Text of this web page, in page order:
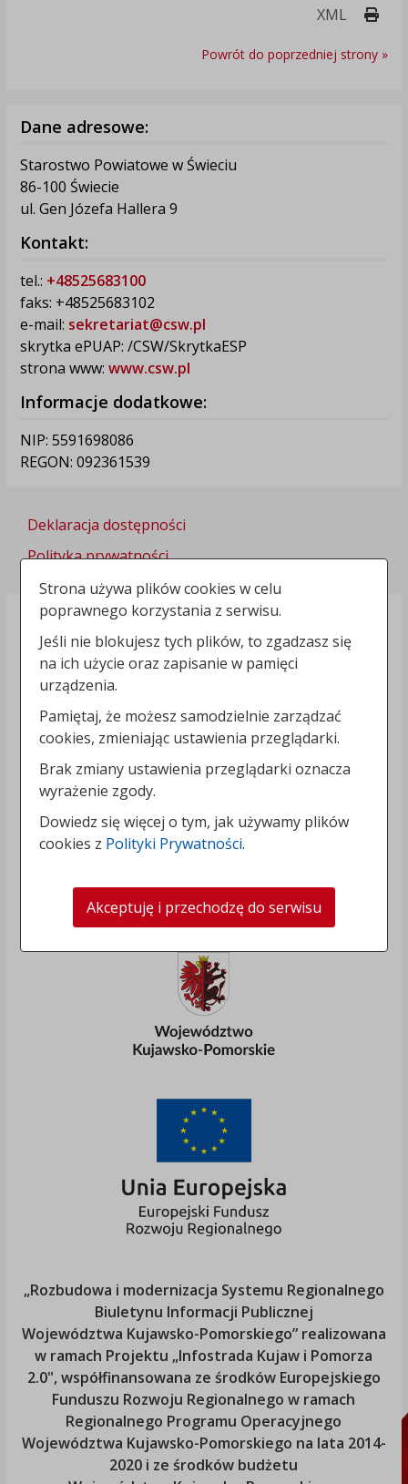
XML
Powrót do poprzedniej strony »
Dane adresowe:
Starostwo Powiatowe w Świeciu
86-100 Świecie
ul. Gen Józefa Hallera 9
Kontakt:
tel.: +48525683100
faks: +48525683102
e-mail: sekretariat@csw.pl
skrytka ePUAP: /CSW/SkrytkaESP
strona www: www.csw.pl
Informacje dodatkowe:
NIP: 5591698086
REGON: 092361539
Deklaracja dostępności
Polityka prywatności
„Rozbudowa i modernizacja Systemu Regionalnego
Biuletynu Informacji Publicznej
Województwa Kujawsko-Pomorskiego” realizowana
w ramach Projektu „Infostrada Kujaw i Pomorza
2.0", współfinansowana ze środków Europejskiego
Funduszu Rozwoju Regionalnego w ramach
Regionalnego Programu Operacyjnego
Województwa Kujawsko-Pomorskiego na lata 2014-
2020 i ze środków budżetu
Strona używa plików cookies w celu
poprawnego korzystania z serwisu.
Jeśli nie blokujesz tych plików, to zgadzasz się
na ich użycie oraz zapisanie w pamięci
urządzenia.
Pamiętaj, że możesz samodzielnie zarządzać
cookies, zmieniając ustawienia przeglądarki.
Brak zmiany ustawienia przeglądarki oznacza
wyrażenie zgody.
Dowiedz się więcej o tym, jak używamy plików
cookies z Polityki Prywatności.
Akceptuję i przechodzę do serwisu